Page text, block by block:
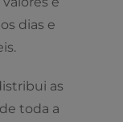
dias e
as
toda a